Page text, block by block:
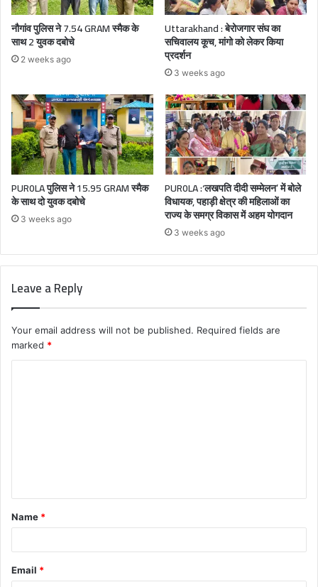
नौगांव पुलिस ने 7.54 GRAM स्मैक के
साथ 2 युवक दबोचे
2 weeks ago
Uttarakhand : बेरोजगार संघ का
सचिवालय कूच, मांगो को लेकर किया
प्रदर्शन
3 weeks ago
PUR0LA पुलिस ने 15.95 GRAM स्मैक
के साथ दो युवक दबोचे
3 weeks ago
PUR0LA :‘लखपति दीदी सम्मेलन’ में बोले
विधायक, पहाड़ी क्षेत्र की महिलाओं का
राज्य के समग्र विकास में अहम योगदान
3 weeks ago
Leave a Reply
Your email address will not be published. Required fields are
marked *
t
*
Name *
Email *